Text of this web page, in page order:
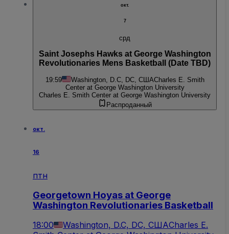
окт.
7
срд
Saint Josephs Hawks at George Washington
Revolutionaries Mens Basketball (Date TBD)
19:59 Washington, D.C, DC, СШАCharles E. Smith
Center at George Washington University
Charles E. Smith Center at George Washington University
Распроданный
окт.
16
птн
Georgetown Hoyas at George
Washington Revolutionaries Basketball
18:00 Washington, D.C, DC, СШАCharles E.